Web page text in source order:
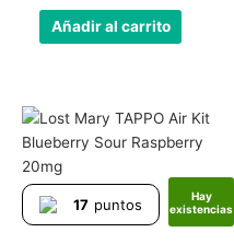
Añadir al carrito
Hay
existencias
17 puntos